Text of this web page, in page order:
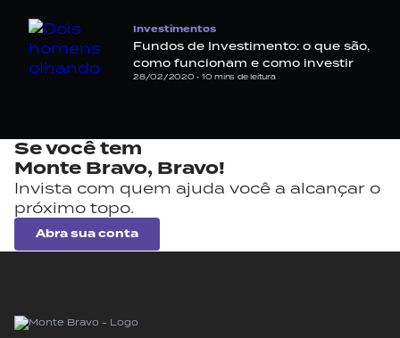
Investimentos
Fundos de Investimento: o que são,
como funcionam e como investir
28/02/2020 • 10 mins de leitura
Se você tem
Monte Bravo, Bravo!
Invista com quem ajuda você a alcançar o
próximo topo.
Abra sua conta